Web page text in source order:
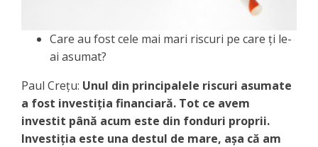
Care au fost cele mai mari riscuri pe care ți le-
ai asumat?
Paul Creţu: Unul din principalele riscuri asumate
a fost investiţia financiară. Tot ce avem
investit până acum este din fonduri proprii.
Investiţia este una destul de mare, aşa că am